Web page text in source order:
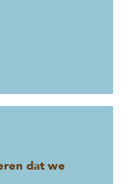
dat we